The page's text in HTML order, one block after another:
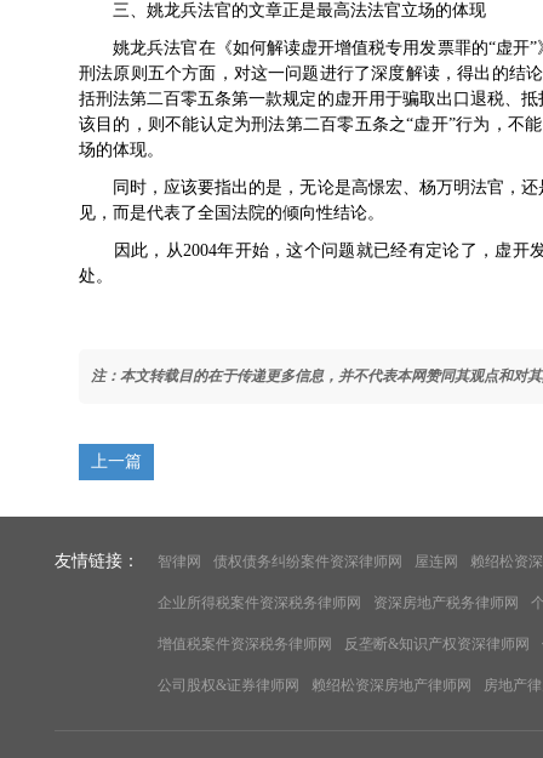
三、姚龙兵法官的文章正是最高法法官立场的体现
姚龙兵法官在《如何解读虚开增值税专用发票罪的“虚开”
刑法原则五个方面，对这一问题进行了深度解读，得出的结
括刑法第二百零五条第一款规定的虚开用于骗取出口退税、
该目的，则不能认定为刑法第二百零五条之“虚开”行为，不
场的体现。
同时，应该要指出的是，无论是高憬宏、杨万明法官，还
见，而是代表了全国法院的倾向性结论。
因此，从2004年开始，这个问题就已经有定论了，虚开
处。
注：本文转载目的在于传递更多信息，并不代表本网赞同其观点和对
上一篇
友情链接： 智律网 债权债务纠纷案件资深律师网 屋连网 赖绍松资
企业所得税案件资深税务律师网 资深房地产税务律师网
增值税案件资深税务律师网 反垄断&知识产权资深律师网
公司股权&证券律师网 赖绍松资深房地产律师网 房地产